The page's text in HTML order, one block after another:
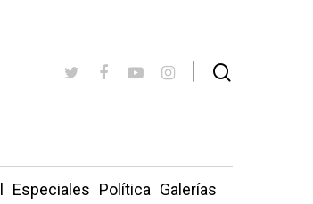
Especiales Política Galerías